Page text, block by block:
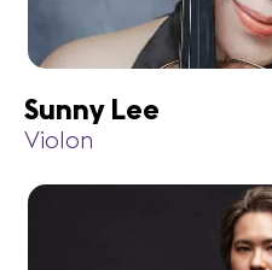
Sunny Lee
Violon